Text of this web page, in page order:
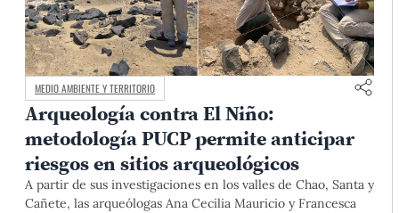
MEDIO AMBIENTE Y TERRITORIO
Arqueología contra El Niño:
metodología PUCP permite anticipar
riesgos en sitios arqueológicos
A partir de sus investigaciones en los valles de Chao, Santa y
Cañete, las arqueólogas Ana Cecilia Mauricio y Francesca